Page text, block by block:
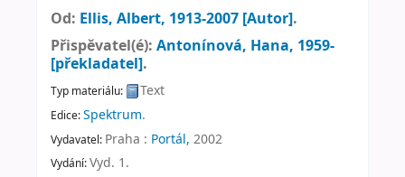
Od: Ellis, Albert, 1913-2007 [Autor].
Přispěvatel(é): Antonínová, Hana, 1959-
[překladatel].
Typ materiálu: Text
Edice:Spektrum.
Vydavatel: Praha : Portál, 2002
Vydání:Vyd. 1 .